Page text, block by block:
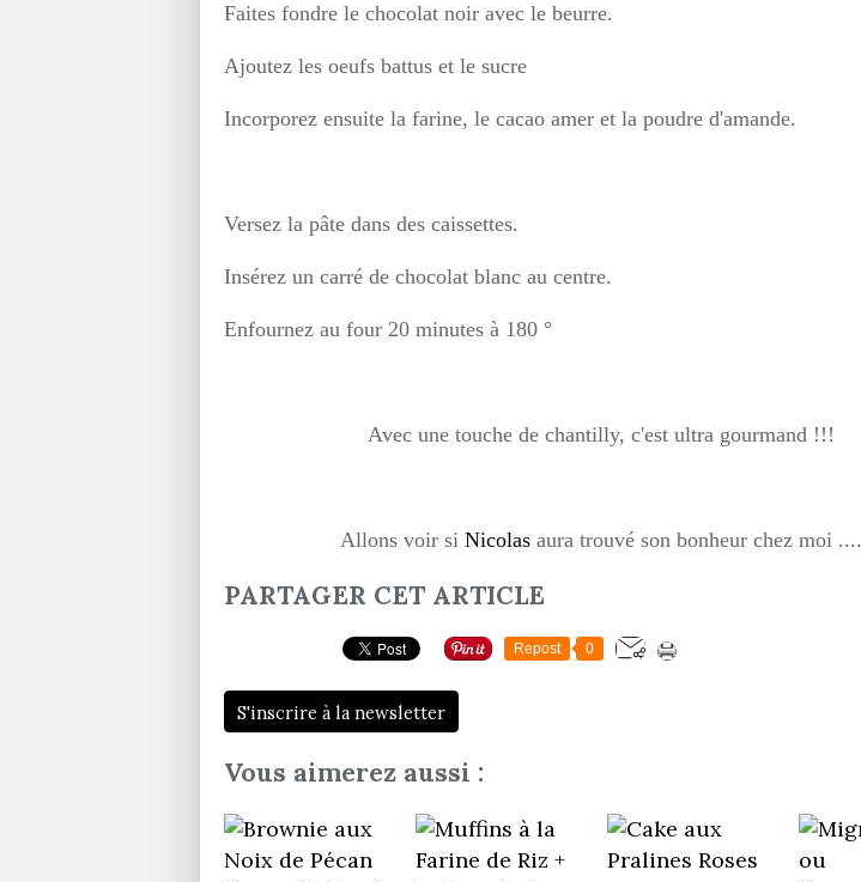
Faites fondre le chocolat noir avec le beurre.
Ajoutez les oeufs battus et le sucre
Incorporez ensuite la farine, le cacao amer et la poudre d'amande.
Versez la pâte dans des caissettes.
Insérez un carré de chocolat blanc au centre.
Enfournez au four 20 minutes à 180 °
Avec une touche de chantilly, c'est ultra gourmand !!!
Allons voir si Nicolas aura trouvé son bonheur chez moi ....
PARTAGER CET ARTICLE
Repost 0
S'inscrire à la newsletter
Vous aimerez aussi :